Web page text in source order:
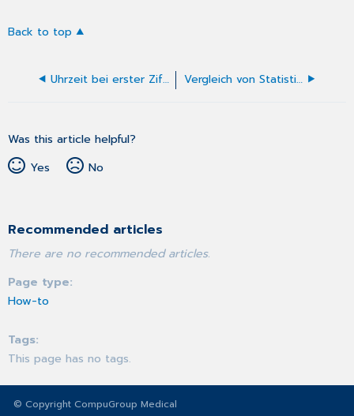
Back to top
Uhrzeit bei erster Ziffer fehlt Vergleich von Statistiken
Was this article helpful?
Yes
No
Recommended articles
There are no recommended articles.
Page type
How-to
Tags
This page has no tags.
© Copyright CompuGroup Medical